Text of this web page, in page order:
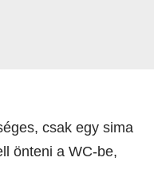
csak egy sima
önteni a WC-be,